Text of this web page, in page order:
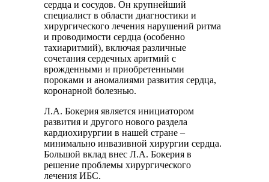
сердца и сосудов. Он крупнейший
специалист в области диагностики и
хирургического лечения нарушений ритма
и проводимости сердца (особенно
тахиаритмий), включая различные
сочетания сердечных аритмий с
врожденными и приобретенными
пороками и аномалиями развития сердца,
коронарной болезнью.
Л.А. Бокерия является инициатором
развития и другого нового раздела
кардиохирургии в нашей стране –
минимально инвазивной хирургии сердца.
Большой вклад внес Л.А. Бокерия в
решение проблемы хирургического
лечения ИБС.